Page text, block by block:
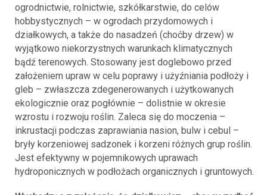
ogrodnictwie, rolnictwie, szkółkarstwie, do celów
hobbystycznych – w ogrodach przydomowych i
działkowych, a także do nasadzeń (choćby drzew) w
wyjątkowo niekorzystnych warunkach klimatycznych
bądź terenowych. Stosowany jest doglebowo przed
założeniem upraw w celu poprawy i użyźniania podłoży i
gleb – zwłaszcza zdegenerowanych i użytkowanych
ekologicznie oraz pogłównie – dolistnie w okresie
wzrostu i rozwoju roślin. Zaleca się do moczenia –
inkrustacji podczas zaprawiania nasion, bulw i cebul –
bryły korzeniowej sadzonek i korzeni różnych grup roślin.
Jest efektywny w pojemnikowych uprawach
hydroponicznych w podłożach organicznych i gruntowych.